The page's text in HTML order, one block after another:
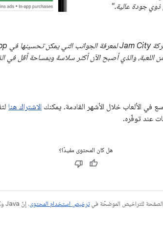
جودة عالية."
اللعبة، والذي أصبح الآن أكثر سلاسة وبمساحة أقل في
في الألعاب خلال الأشهر القادمة. يمكنك الاشتراك هنا
عند توفّره.
هل كان المحتوى مفيدًا؟
للتراخيص الموضحّة فيترخيص استخدام المحتوى